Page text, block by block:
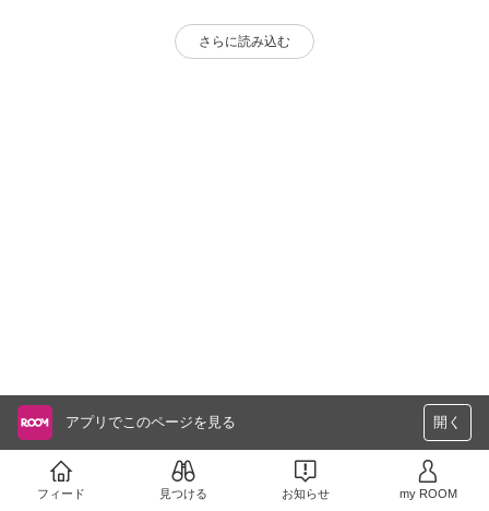
さらに読み込む
アプリでこのページを見る 開く
フィード 見つける お知らせ my ROOM